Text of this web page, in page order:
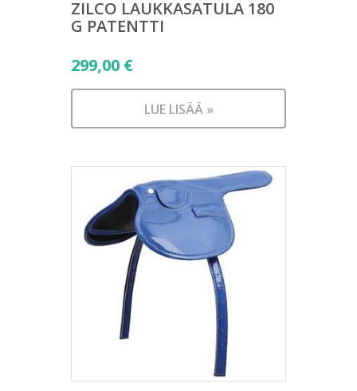
ZILCO LAUKKASATULA 180
G PATENTTI
299,00 €
LUE LISÄÄ »